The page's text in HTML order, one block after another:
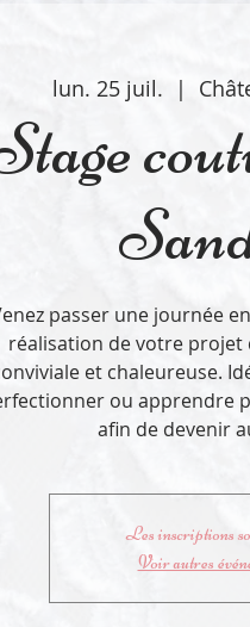
lun. 25 juil.
  |
passer une journée
réalisation de votre projet
et chaleureuse.
ou apprendre
afin de devenir
Les inscriptions
Voir autres